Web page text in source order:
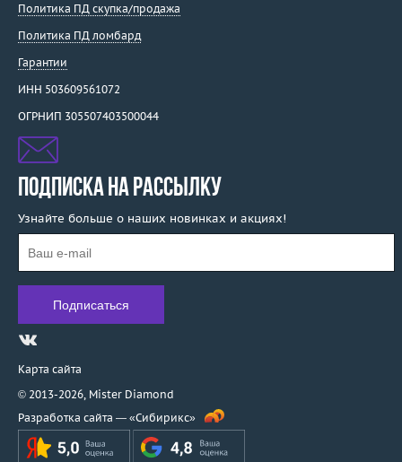
Политика ПД скупка/продажа
Политика ПД ломбард
Гарантии
ИНН 503609561072
ОГРНИП 305507403500044
ПОДПИСКА НА РАССЫЛКУ
Узнайте больше о наших новинках и акциях!
Карта сайта
© 2013-2026, Mister Diamond
Разработка сайта — «Сибирикс»